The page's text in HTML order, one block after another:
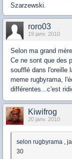
Szarzewski.
roro03
19 janv. 2010
Selon ma grand
Ce ne sont que des
soufflé dans l'oreille
meme rugbyrama,
différentes...c'est
Kiwifrog
20 janv. 2010
selon rugbyrama ,
30